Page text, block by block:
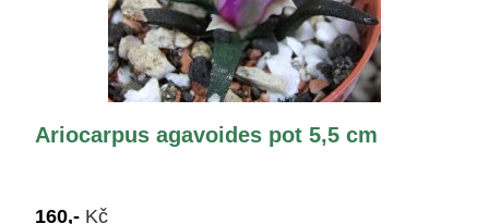
Ariocarpus agavoides pot 5,5 cm
160,- Kč